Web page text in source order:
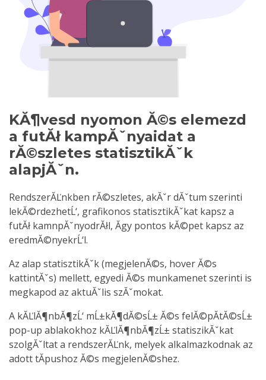
KĂ¶vesd nyomon Ă©s elemezd
a futĂł kampĂˇnyaidat a
rĂ©szletes statisztikĂˇk
alapjĂˇn.
RendszerĂĽnkben rĂ©szletes, akĂˇr dĂˇtum szerinti
lekĂ©rdezhetĹ‘, grafikonos statisztikĂˇkat kapsz a
futĂł kamnpĂˇnyodrĂłl, Ă­gy pontos kĂ©pet kapsz az
eredmĂ©nyekrĹ‘l.
Az alap statisztikĂˇk (megjelenĂ©s, hover Ă©s
kattintĂˇs) mellett, egyedi Ă©s munkamenet szerinti is
megkapod az aktuĂˇlis szĂˇmokat.
A kĂĽlĂ¶nbĂ¶zĹ‘ mĹ±kĂ¶dĂ©sĹ± Ă©s felĂ©pĂ­tĂ©sĹ±
pop-up ablakokhoz kĂĽlĂ¶nbĂ¶zĹ± statiszikĂˇkat
szolgĂˇltat a rendszerĂĽnk, melyek alkalmazkodnak az
adott tĂ­pushoz Ă©s megjelenĂ©shez.